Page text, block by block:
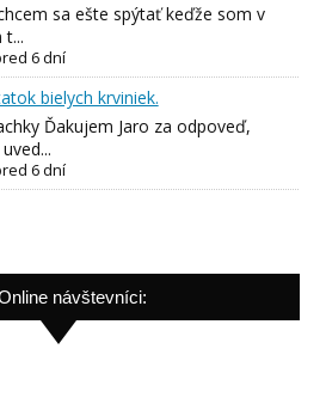
sa ešte spýtať keďže som v
6 dní
bielych krviniek.
Ďakujem Jaro za odpoveď,
6 dní
návštevníci: